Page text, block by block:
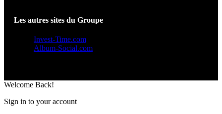
Les autres sites du Groupe
Invest-Time.com
Album-Social.com
Welcome Back!
Sign in to your account